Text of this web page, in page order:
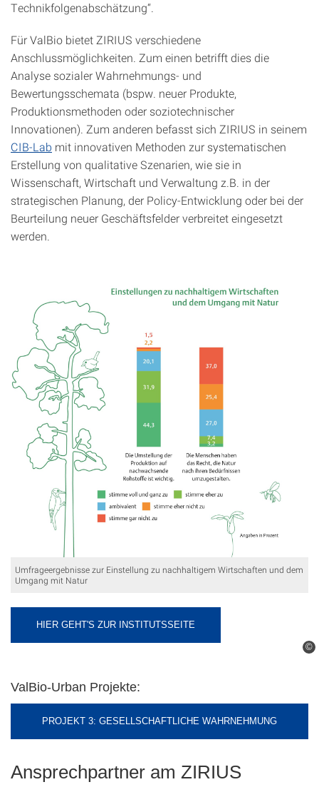
Technikfolgenabschätzung“.
Für ValBio bietet ZIRIUS verschiedene
Anschlussmöglichkeiten. Zum einen betrifft dies die
Analyse sozialer Wahrnehmungs- und
Bewertungsschemata (bspw. neuer Produkte,
Produktionsmethoden oder soziotechnischer
Innovationen). Zum anderen befasst sich ZIRIUS in seinem
CIB-Lab mit innovativen Methoden zur systematischen
Erstellung von qualitative Szenarien, wie sie in
Wissenschaft, Wirtschaft und Verwaltung z.B. in der
strategischen Planung, der Policy-Entwicklung oder bei der
Beurteilung neuer Geschäftsfelder verbreitet eingesetzt
werden.
©
Umfrageergebnisse zur Einstellung zu nachhaltigem Wirtschaften und dem
Umgang mit Natur
HIER GEHT'S ZUR INSTITUTSSEITE
ValBio-Urban Projekte:
PROJEKT 3: GESELLSCHAFTLICHE WAHRNEHMUNG
Ansprechpartner am ZIRIUS